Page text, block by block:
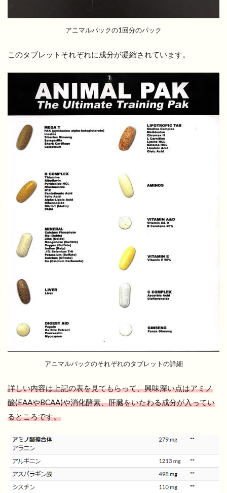
アニマルパックの1回分のパック
このタブレットそれぞれに成分が凝縮されています。
アニマルパックのそれぞれのタブレットの詳細
詳しい内容は上記の表を見てもらって、興味深い点はアミノ
酸(EAAやBCAA)や消化酵素、肝臓をいたわる成分が入ってい
るところです。